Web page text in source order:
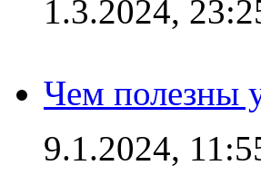
1.3.2024,
Чем полезны
9.1.2024,